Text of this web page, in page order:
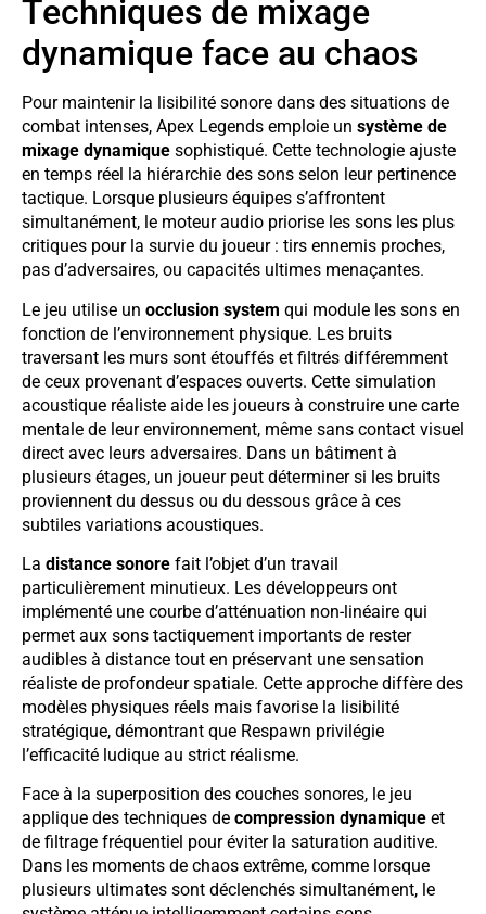
Techniques de mixage
dynamique face au chaos
Pour maintenir la lisibilité sonore dans des situations de
combat intenses, Apex Legends emploie un système de
mixage dynamique sophistiqué. Cette technologie ajuste
en temps réel la hiérarchie des sons selon leur pertinence
tactique. Lorsque plusieurs équipes s’affrontent
simultanément, le moteur audio priorise les sons les plus
critiques pour la survie du joueur : tirs ennemis proches,
pas d’adversaires, ou capacités ultimes menaçantes.
Le jeu utilise un occlusion system qui module les sons en
fonction de l’environnement physique. Les bruits
traversant les murs sont étouffés et filtrés différemment
de ceux provenant d’espaces ouverts. Cette simulation
acoustique réaliste aide les joueurs à construire une carte
mentale de leur environnement, même sans contact visuel
direct avec leurs adversaires. Dans un bâtiment à
plusieurs étages, un joueur peut déterminer si les bruits
proviennent du dessus ou du dessous grâce à ces
subtiles variations acoustiques.
La distance sonore fait l’objet d’un travail
particulièrement minutieux. Les développeurs ont
implémenté une courbe d’atténuation non-linéaire qui
permet aux sons tactiquement importants de rester
audibles à distance tout en préservant une sensation
réaliste de profondeur spatiale. Cette approche diffère des
modèles physiques réels mais favorise la lisibilité
stratégique, démontrant que Respawn privilégie
l’efficacité ludique au strict réalisme.
Face à la superposition des couches sonores, le jeu
applique des techniques de compression dynamique et
de filtrage fréquentiel pour éviter la saturation auditive.
Dans les moments de chaos extrême, comme lorsque
plusieurs ultimates sont déclenchés simultanément, le